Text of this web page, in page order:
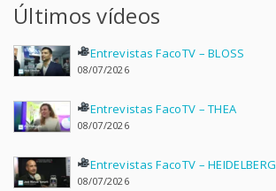
Últimos vídeos
Entrevistas FacoTV – BLOSS
08/07/2026
Entrevistas FacoTV – THEA
08/07/2026
Entrevistas FacoTV – HEIDELBERG
08/07/2026